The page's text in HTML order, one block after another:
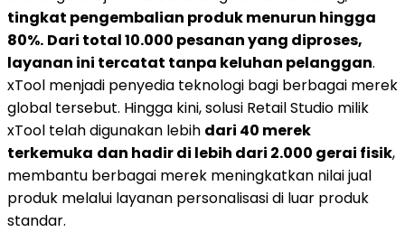
tingkat pengembalian produk menurun hingga
80%. Dari total 10.000 pesanan yang diproses,
layanan ini tercatat tanpa keluhan pelanggan.
xTool menjadi penyedia teknologi bagi berbagai merek
global tersebut. Hingga kini, solusi Retail Studio milik
xTool telah digunakan lebih dari 40 merek
terkemuka dan hadir di lebih dari 2.000 gerai fisik,
membantu berbagai merek meningkatkan nilai jual
produk melalui layanan personalisasi di luar produk
standar.